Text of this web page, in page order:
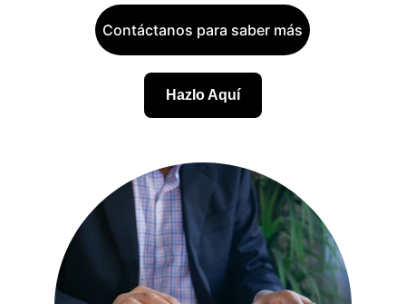
Contáctanos para saber más
Hazlo Aquí